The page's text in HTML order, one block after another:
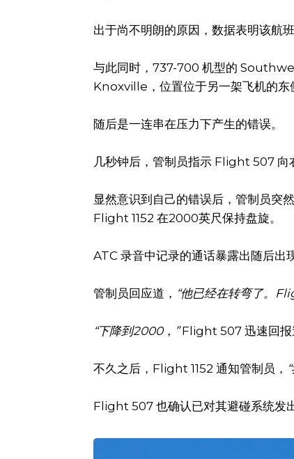
出于尚不明朗的原因，数据表明该航
与此同时，737-700 机型的
Knoxville，位置位于另一架飞机的东
随后是一连串在压力下产生的错误。
几秒钟后，管制员指示 Flight 507 向
显然意识到自己的错误后，管制员
Flight 1152 在2000英尺保持盘旋。
ATC 录音中记录的通话暴露出随后出
管制员回应道， “他已经在转弯了。
“下降到2000，”Flight 507 迅速回报
不久之后，Flight 1152 通知管制员，
Flight 507 也确认已对其避碰系统发